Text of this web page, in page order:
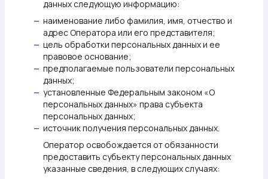
данных следующую информацию:
— наименование либо фамилия, имя, отчество и
адрес Оператора или его представителя;
— цель обработки персональных данных и ее
правовое основание;
— предполагаемые пользователи персональных
данных;
— установленные Федеральным законом «О
персональных данных» права субъекта
персональных данных;
— источник получения персональных данных.
Оператор освобождается от обязанности
предоставить субъекту персональных данных
указанные сведения, в следующих случаях: